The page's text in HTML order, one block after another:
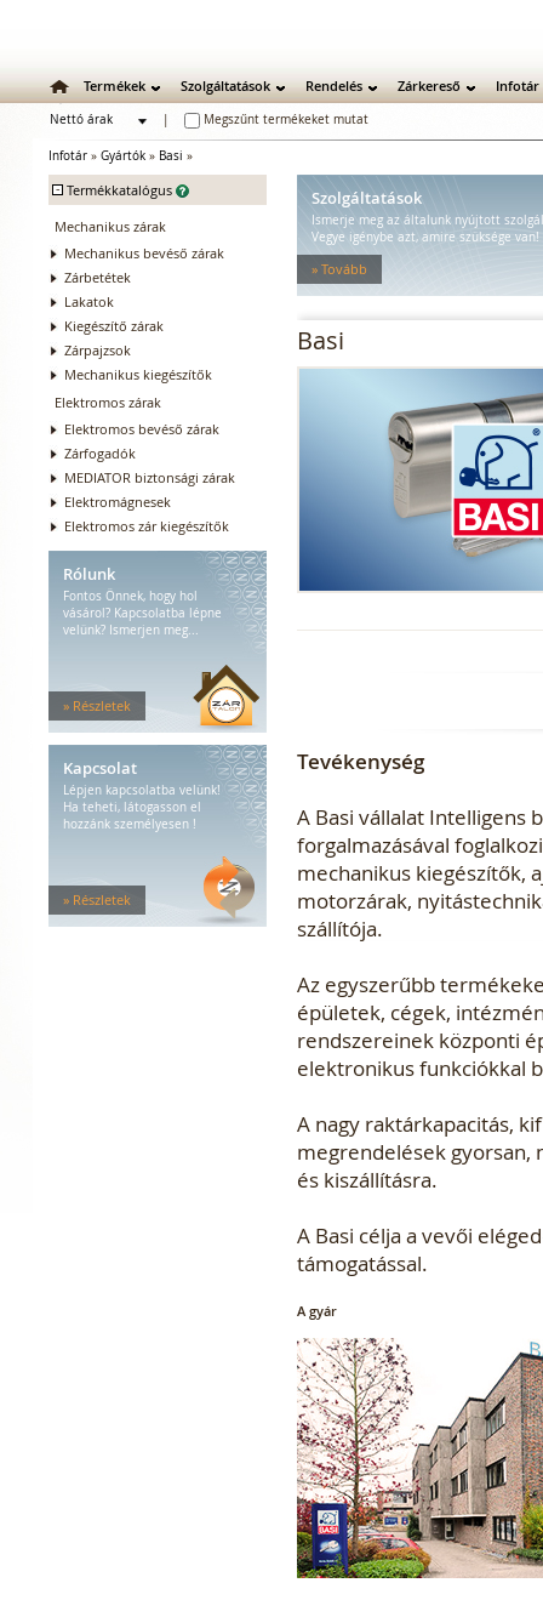
Termékek Szolgáltatások Rendelés Zárkereső Infotár
Nettó árak
Megszűnt termékeket mutat
Infotár » Gyártók » Basi »
- Termékkatalógus
Mechanikus zárak
Mechanikus bevéső zárak
Zárbetétek
Lakatok
Kiegészítő zárak
Zárpajzsok
Mechanikus kiegészítők
Elektromos zárak
Elektromos bevéső zárak
Zárfogadók
MEDIATOR biztonsági zárak
Elektromágnesek
Elektromos zár kiegészítők
Rólunk
Fontos Önnek, hogy hol
vásárol? Kapcsolatba lépne
velünk? Ismerjen meg...
» Részletek
Kapcsolat
Lépjen kapcsolatba velünk!
Ha teheti, látogasson el
hozzánk személyesen !
» Részletek
Szolgáltatások
Ismerje meg az általunk nyújtott
Vegye igénybe azt, amire szüksége van!
» Tovább
Basi
Tevékenység
A Basi vállalat Intelligens
forgalmazásával
mechanikus kiegészítők,
motorzárak,
szállítója.
Az egyszerűbb
épületek, cégek,
rendszereinek központi
elektronikus funkciókkal
A nagy raktárkapacitás,
megrendelések gyorsan,
és kiszállításra.
A Basi célja a vevői
támogatással.
A gyár